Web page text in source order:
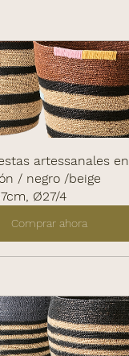
artessanales en
/ negro /beige
Ø27/4
Comprar ahora